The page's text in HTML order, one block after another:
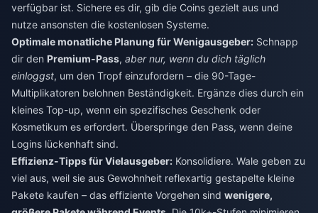
verfügbar ist. Sichere es dir, gib die Coins gezielt aus und
nutze ansonsten die kostenlosen Systeme.
Optimale monatliche Planung für Wenigausgeber: Schnapp
dir den Premium-Pass, aber nur, wenn du dich täglich
einloggst, um den Tropf einzufordern – die 90-Tage-
Multiplikatoren belohnen Beständigkeit. Ergänze dies durch ein
kleines Top-up, wenn ein spezifisches Geschenk oder
Kosmetikum es erfordert. Überspringe den Pass, wenn deine
Logins lückenhaft sind.
Effizienz-Tipps für Vielausgeber: Konsolidiere. Wale geben zu
viel aus, weil sie aus Gewohnheit reflexartig gestapelte kleine
Pakete kaufen – das effiziente Vorgehen sind wenigere,